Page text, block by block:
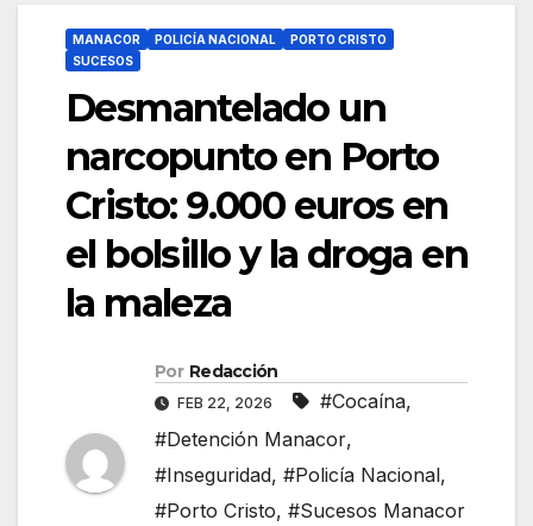
MANACOR POLICÍA NACIONAL
PORTO CRISTO
SUCESOS
Desmantelado un
narcopunto en Porto
Cristo: 9.000 euros en
el bolsillo y la droga en
la maleza
Por Redacción
FEB 22, 2026 #Cocaína,
#Detención Manacor,
#Inseguridad, #Policía Nacional,
#Porto Cristo, #Sucesos Manacor